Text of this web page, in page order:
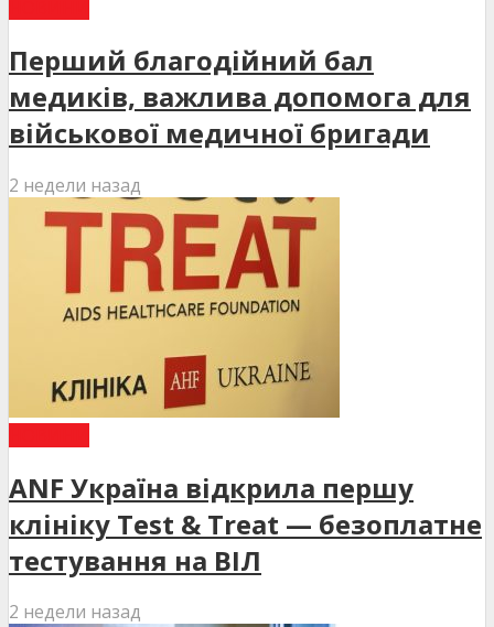
Перший благодійний бал
медиків, важлива допомога для
військової медичної бригади
2 недели назад
ANF Україна відкрила першу
клініку Test & Treat — безоплатне
тестування на ВІЛ
2 недели назад